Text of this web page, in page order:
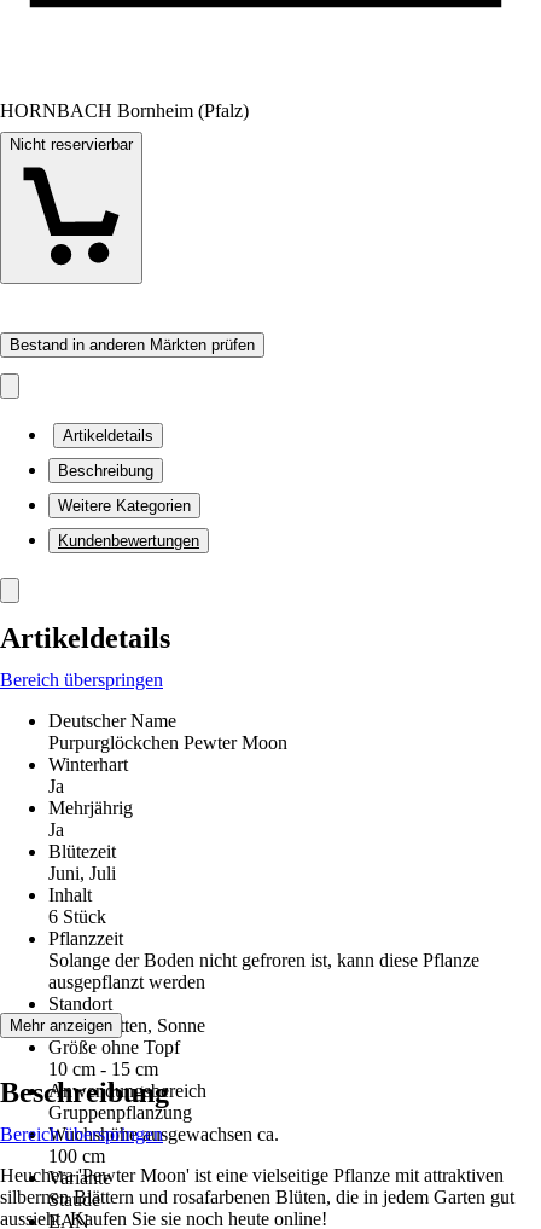
HORNBACH Bornheim (Pfalz)
Nicht reservierbar
Bestand in anderen Märkten prüfen
Artikeldetails
Beschreibung
Weitere Kategorien
Kundenbewertungen
Artikeldetails
Bereich überspringen
Deutscher Name
Purpurglöckchen Pewter Moon
Winterhart
Ja
Mehrjährig
Ja
Blütezeit
Juni, Juli
Inhalt
6 Stück
Pflanzzeit
Solange der Boden nicht gefroren ist, kann diese Pflanze
ausgepflanzt werden
Standort
Halbschatten, Sonne
Größe ohne Topf
10 cm - 15 cm
Anwendungsbereich
Gruppenpflanzung
Wuchshöhe ausgewachsen ca.
100 cm
Variante
Staude
EAN
Mehr anzeigen
Beschreibung
Bereich überspringen
Heuchera 'Pewter Moon' ist eine vielseitige Pflanze mit attraktiven
silbernen Blättern und rosafarbenen Blüten, die in jedem Garten gut
aussieht. Kaufen Sie sie noch heute online!